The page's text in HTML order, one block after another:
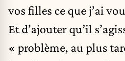
vos filles ce que j’ai
Et d’ajouter qu’il
« problème, au plus